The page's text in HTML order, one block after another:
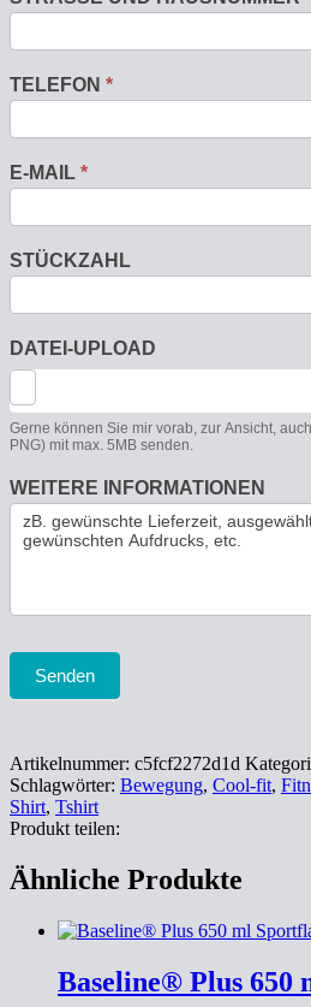
TELEFON *
E-MAIL *
STÜCKZAHL
DATEI-UPLOAD
Gerne können Sie mir vorab, zur Ansicht,
PNG) mit max. 5MB senden.
WEITERE INFORMATIONEN
Senden
Artikelnummer: c5fcf2272d1d
Schlagwörter: Bewegung, Cool-fit,
Shirt, Tshirt
Produkt teilen:
Ähnliche Produkte
Baseline® Plus 650